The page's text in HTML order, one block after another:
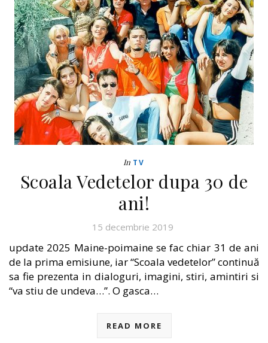
In TV
Scoala Vedetelor dupa 30 de
ani!
15 decembrie 2019
update 2025 Maine-poimaine se fac chiar 31 de ani
de la prima emisiune, iar “Scoala vedetelor” continuă
sa fie prezenta in dialoguri, imagini, stiri, amintiri si
“va stiu de undeva…”. O gasca…
READ MORE